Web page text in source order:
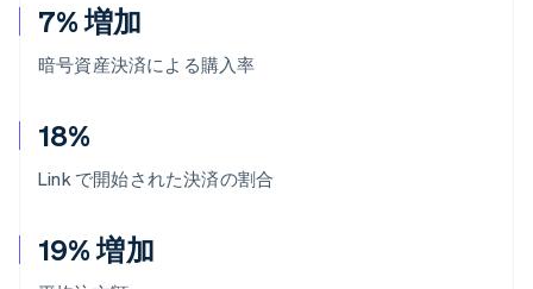
7% 増加
暗号資産決済による購入率
18%
Link で開始された決済の割合
19% 増加